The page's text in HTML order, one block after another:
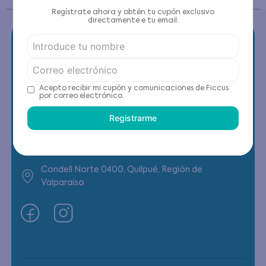
Contáctanos
(22) 6178818 - Compras Internet
Condell Norte 0400, Quilpué, Región de
Valparaíso
Regístrate ahora y obtén tu cupón exclusivo
directamente e tu email:
Acepto recibir mi cupón y comunicaciones de Ficcus
por correo electrónico.
Registrarme